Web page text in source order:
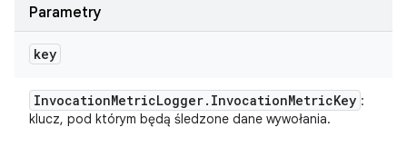
Parametry
key
InvocationMetricLogger. InvocationMetricKey :
klucz, pod którym będą śledzone dane wywołania.